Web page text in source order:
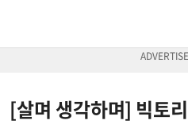
[살며 생각하며] 빅토